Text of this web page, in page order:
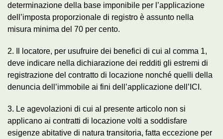
determinazione della base imponibile per l’applicazione
dell’imposta proporzionale di registro è assunto nella
misura minima del 70 per cento.
2. Il locatore, per usufruire dei benefici di cui al comma 1,
deve indicare nella dichiarazione dei redditi gli estremi di
registrazione del contratto di locazione nonché quelli della
denuncia dell’immobile ai fini dell’applicazione dell’ICI.
3. Le agevolazioni di cui al presente articolo non si
applicano ai contratti di locazione volti a soddisfare
esigenze abitative di natura transitoria, fatta eccezione per